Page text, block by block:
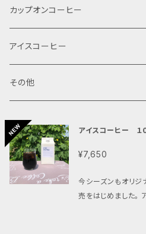
Fullcity roast 中煎り
プレミアムマイルドブレンド
モカ
ブルーマウンテンブレンド
French roast 深煎り
デカフェ・ブレンド
タンザニア
マンデリン
お試しセット 100g 2袋
お試しセット 100g 4袋
カップオンコーヒー
アイスコーヒー
アイスコーヒー
３本
６本
その他
アイスコーヒー １
¥7,650
今シーズンもオリジ
売をはじめました。 アイスコーヒーは、夏の元気の源で